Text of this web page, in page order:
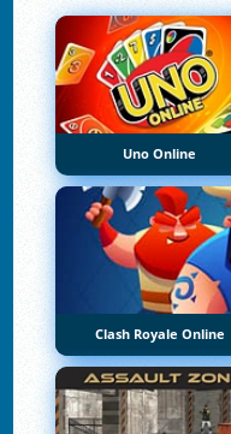
Uno Online
Clash Royale Online